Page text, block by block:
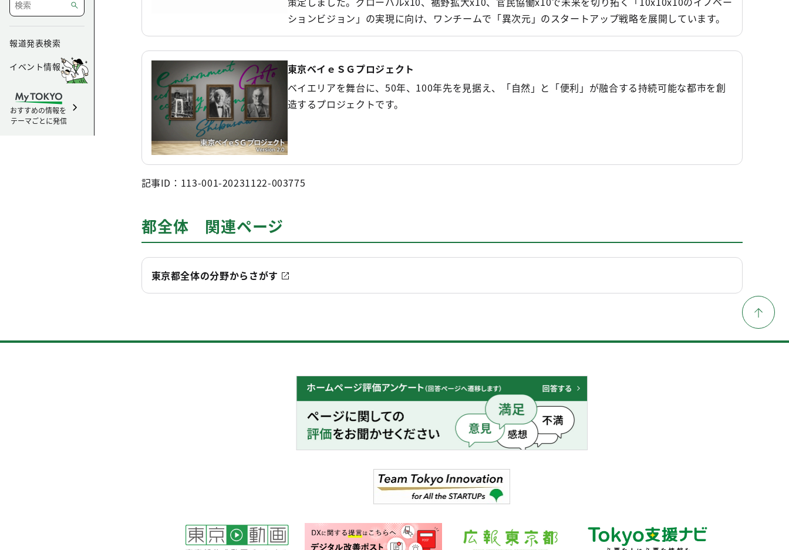
報道発表検索
イベント情報
おすすめの情報を
テーマごとに発信
ションビジョン」の実現に向け、ワンチームで「異次元」のスタートアップ戦略を展開しています。
東京ベイｅＳＧプロジェクト
ベイエリアを舞台に、50年、100年先を見据え、「自然」と「便利」が融合する持続可能な都市を創
造するプロジェクトです。
記事ID：113-001-20231122-003775
都全体 関連ページ
東京都全体の分野からさがす